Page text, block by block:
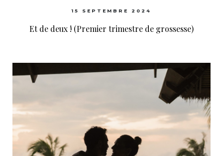
15 SEPTEMBRE 2024
Et de deux ! (Premier trimestre de grossesse)